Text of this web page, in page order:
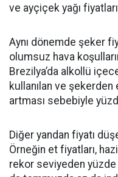
ve ayçiçek yağı
Aynı dönemde şeker
olumsuz hava
Brezilya’da alkollü
kullanılan ve
artması sebebiyle
Diğer yandan fiyatı
Örneğin et fiyatları,
rekor seviyeden